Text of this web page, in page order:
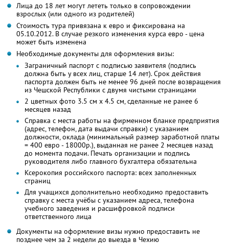
Лица до 18 лет могут лететь только в сопровождении
взрослых (или одного из родителей)
Стоимость тура привязана к евро и фиксирована на
05.10.2012. В случае резкого изменения курса евро - цена
может быть изменена
Необходимые документы для оформления визы:
Заграничный паспорт с подписью заявителя (подпись
должна быть у всех лиц, старше 14 лет). Срок действия
паспорта должен быть не менее 96 дней после возвращения
из Чешской Республики с двумя чистыми страницами
2 цветных фото 3.5 см х 4.5 см, сделанные не ранее 6
месяцев назад
Справка с места работы на фирменном бланке предприятия
(адрес, телефон, дата выдачи справки) с указанием
должности, оклада (минимальный размер заработной платы
= 400 евро - 18000р.), выданная не ранее 2 месяцев назад
до момента подачи. Печать организации и подпись
руководителя либо главного бухгалтера обязательна
Ксерокопия российского паспорта: всех заполненных
страниц
Для учащихся дополнительно необходимо предоставить
справку с места учёбы с указанием адреса, телефона
учебного заведения и расшифровкой подписи
ответственного лица
Документы на оформление визы нужно предоставить не
позднее чем за 2 недели до выезда в Чехию